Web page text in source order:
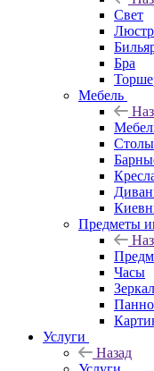
Свет
Бра
Мебель
Столы
Предметы
Часы
Панно
Услуги
Назад